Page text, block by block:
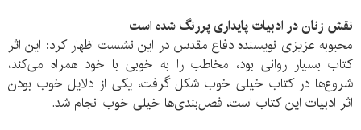
نقش زنان در ادبیات پایداری پررنگ شده است
محبوبه عزیزی نویسنده دفاع مقدس در این نشست اظهار کرد: این اثر
کتاب بسیار روانی بود، مخاطب را به خوبی با خود همراه می‌کند،
شروع‌ها در کتاب خیلی خوب شکل گرفت، یکی از دلایل خوب بودن
اثر ادبیات این کتاب است، فصل‌بندی‌ها خیلی خوب انجام شد.